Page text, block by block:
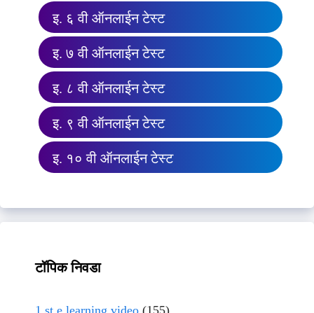
इ. ६ वी ऑनलाईन टेस्ट
इ. ७ वी ऑनलाईन टेस्ट
इ. ८ वी ऑनलाईन टेस्ट
इ. ९ वी ऑनलाईन टेस्ट
इ. १० वी ऑनलाईन टेस्ट
टॉपिक निवडा